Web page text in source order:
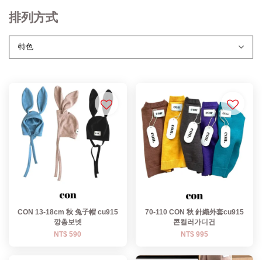
排列方式
CON 13-18cm 秋 兔子帽 cu915
깡총보넷
NT$ 590
70-110 CON 秋 針織外套cu915
콘컬러가디건
NT$ 995